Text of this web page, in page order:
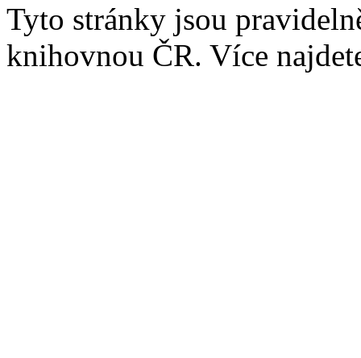
Tyto stránky jsou
knihovnou ČR. Více